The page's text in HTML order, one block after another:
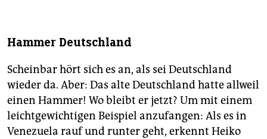
Hammer Deutschland
Scheinbar hört sich es an, als sei Deutschland
wieder da. Aber: Das alte Deutschland hatte allweil
einen Hammer! Wo bleibt er jetzt? Um mit einem
leichtgewichtigen Beispiel anzufangen: Als es in
Venezuela rauf und runter geht, erkennt Heiko